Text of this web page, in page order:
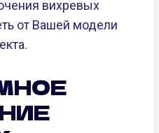
вихревых
от Вашей модели